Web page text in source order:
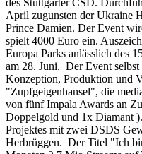
des Stuttgarter CSD.
April zugunsten der Ukraine
Prince Damien. Der Event
spielt 4000 Euro ein.
Europa Parks anlässlich des
am 28. Juni. Der Event selbst
Konzeption, Produktion und
"Zupfgeigenhansel", die
von fünf Impala Awards an
Doppelgold und 1x Diamant
Projektes mit zwei DSDS
Herbrüggen. Der Titel "Ich